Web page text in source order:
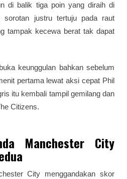
di balik tiga poin yang diraih di
sorotan justru tertuju pada raut
tampak kecewa berat tak dapat
keunggulan bahkan sebelum
pertama lewat aksi cepat Phil
itu kembali tampil gemilang dan
Citizens.
Manchester City
City menggandakan skor